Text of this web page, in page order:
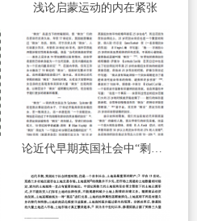
浅论启蒙运动的内在紧张